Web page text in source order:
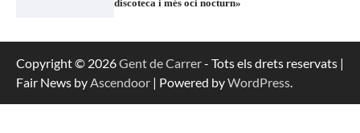
discoteca i més oci nocturn»
Copyright © 2026Gent de Carrer- Tots els drets reservats |
Fair News by Ascendoor | Powered byWordPress